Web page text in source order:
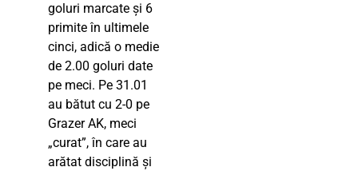
goluri marcate și 6
primite în ultimele
cinci, adică o medie
de 2.00 goluri date
pe meci. Pe 31.01
au bătut cu 2-0 pe
Grazer AK, meci
„curat”, în care au
arătat disciplină și